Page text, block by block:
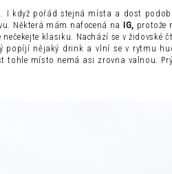
když pořád stejná místa a dost
Některá mám nafocená na IG, protože
nečekejte klasiku. Nachází se v
nějaký drink a vlní se v rytmu
tohle místo nemá asi zrovna valnou.